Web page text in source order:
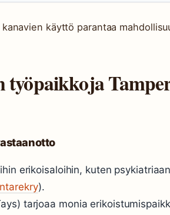
käyttö parantaa
erikoisaloihin, kuten
).
tarjoaa monia